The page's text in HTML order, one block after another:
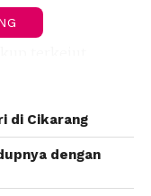
tergantung.
meminta
cara memotong
di Cikarang
dengan